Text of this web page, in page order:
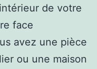
de votre
face
avez une pièce
ou une maison